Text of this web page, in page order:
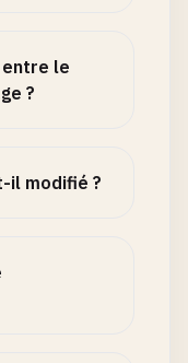
le
?
il modifié ?